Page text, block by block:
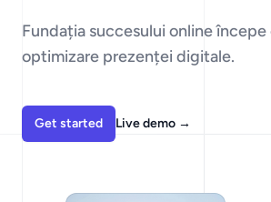
Fundația succesului online începe
optimizare prezenței digitale.
Get started Live demo →